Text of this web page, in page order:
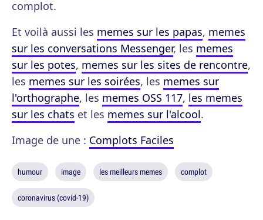
complot.
Et voilà aussi les memes sur les papas, memes
sur les conversations Messenger, les memes
sur les potes, memes sur les sites de rencontre,
les memes sur les soirées, les memes sur
l'orthographe, les memes OSS 117, les memes
sur les chats et les memes sur l'alcool.
Image de une : Complots Faciles
humour image les meilleurs memes complot
coronavirus (covid-19)